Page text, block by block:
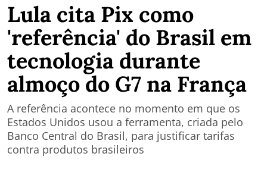
Lula cita Pix como
'referência' do Brasil em
tecnologia durante
almoço do G7 na França
A referência acontece no momento em que os
Estados Unidos usou a ferramenta, criada pelo
Banco Central do Brasil, para justificar tarifas
contra produtos brasileiros